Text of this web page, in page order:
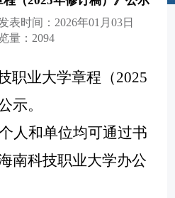
表时间：2026年01月03日
量：2094
职业大学章程（2025
示。
人和单位均可通过书
南科技职业大学办公